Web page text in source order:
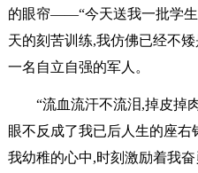
的眼帘——“今天送我一批学
天的刻苦训练,我仿佛已经不
一名自立自强的军人。
“流血流汗不流泪,掉皮掉
眼不反成了我已后人生的座
我幼稚的心中,时刻激励着我